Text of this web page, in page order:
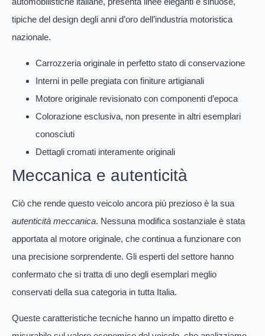
tipiche del design degli anni d’oro dell’industria motoristica
nazionale.
Carrozzeria originale in perfetto stato di conservazione
Interni in pelle pregiata con finiture artigianali
Motore originale revisionato con componenti d’epoca
Colorazione esclusiva, non presente in altri esemplari
conosciuti
Dettagli cromati interamente originali
Meccanica e autenticità
Ciò che rende questo veicolo ancora più prezioso è la sua
autenticità meccanica. Nessuna modifica sostanziale è stata
apportata al motore originale, che continua a funzionare con
una precisione sorprendente. Gli esperti del settore hanno
confermato che si tratta di uno degli esemplari meglio
conservati della sua categoria in tutta Italia.
Queste caratteristiche tecniche hanno un impatto diretto e